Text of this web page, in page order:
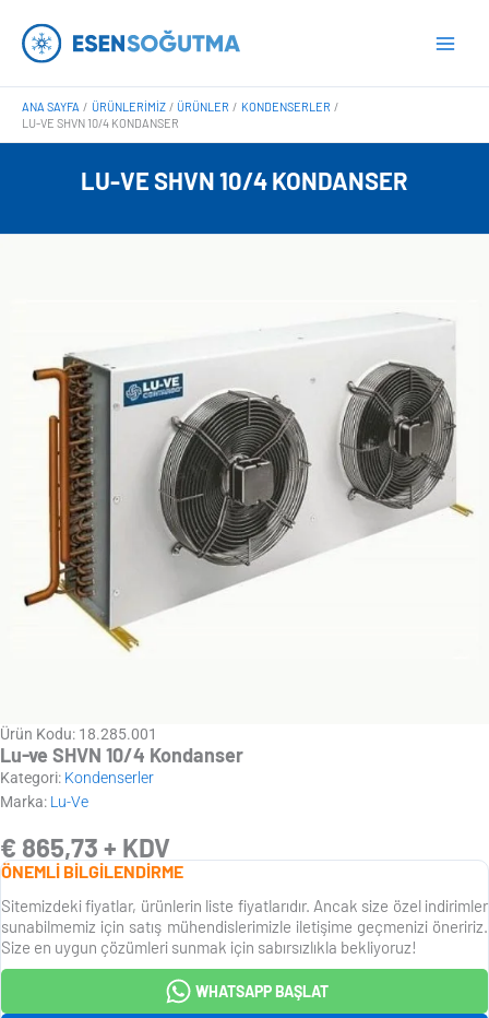
atla
ANA SAYFA ÜRÜNLERIMIZ ÜRÜNLER
KONDENSERLER
LU-VE SHVN 10/4 KONDANSER
LU-VE SHVN 10/4 KONDANSER
Ürün Kodu: 18.285.001
Lu-ve SHVN 10/4 Kondanser
Kategori: Kondenserler
Marka: Lu-Ve
€ 865,73 + KDV
ÖNEMLİ BİLGİLENDİRME
Sitemizdeki fiyatlar, ürünlerin liste fiyatlarıdır. Ancak size özel indirimler
sunabilmemiz için satış mühendislerimizle iletişime geçmenizi öneririz.
Size en uygun çözümleri sunmak için sabırsızlıkla bekliyoruz!
WHATSAPP BAŞLAT